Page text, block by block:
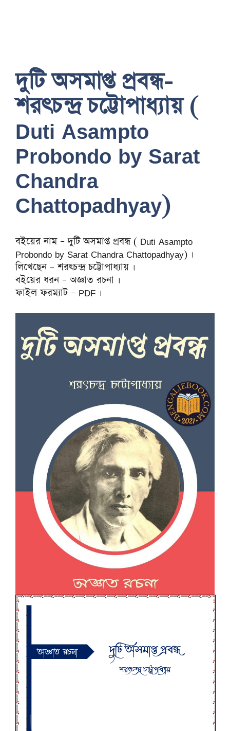
দুটি অসমাপ্ত প্রবন্ধ-
শরৎচন্দ্র চট্টোপাধ্যায় (
Duti Asampto
Probondo by Sarat
Chandra
Chattopadhyay)
বইয়ের নাম – দুটি অসমাপ্ত প্রবন্ধ ( Duti Asampto
Probondo by Sarat Chandra Chattopadhyay) ।
লিখেছেন – শরৎচন্দ্র চট্টোপাধ্যায় ।
বইয়ের ধরন – অজ্ঞাত রচনা ।
ফাইল ফরম্যাট – PDF ।